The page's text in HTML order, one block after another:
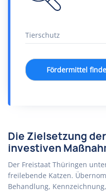
Fördermittel
Die Zielsetzung
investiven
Der Freistaat Thüringen
freilebende Katzen.
Behandlung,